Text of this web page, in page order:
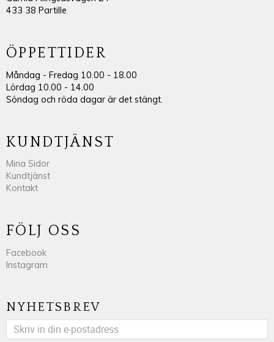
433 38 Partille
ÖPPETTIDER
Måndag - Fredag 10.00 - 18.00
Lördag 10.00 - 14.00
Söndag och röda dagar är det stängt.
KUNDTJÄNST
Mina Sidor
Kundtjänst
Kontakt
FÖLJ OSS
Facebook
Instagram
NYHETSBREV